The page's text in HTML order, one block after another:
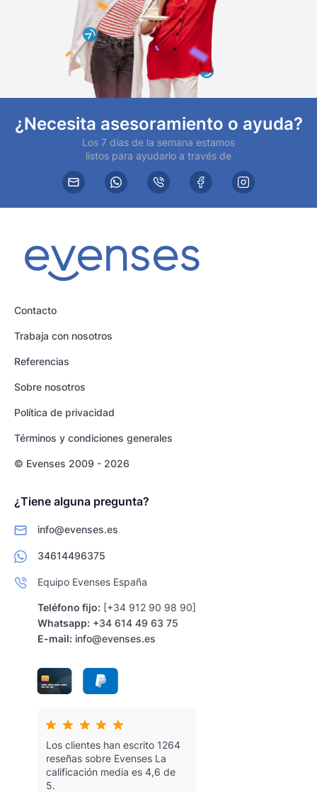
¿Necesita asesoramiento o ayuda?
Los 7 días de la semana estamos
listos para ayudarlo a través de
Contacto
Trabaja con nosotros
Referencias
Sobre nosotros
Política de privacidad
Términos y condiciones generales
© Evenses 2009 - 2026
¿Tiene alguna pregunta?
info@evenses.es
34614496375
Equipo Evenses España
Teléfono fijo: [+34 912 90 98 90]
Whatsapp: +34 614 49 63 75
E-mail: info@evenses.es
Los clientes han escrito 1264
reseñas sobre Evenses La
calificación media es 4,6 de
5.